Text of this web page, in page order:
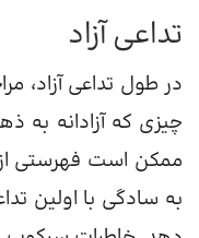
تداعی آزاد
در طول تداعی آزاد،
چیزی که آزادانه
ممکن است فهرستی از
به سادگی با اولین